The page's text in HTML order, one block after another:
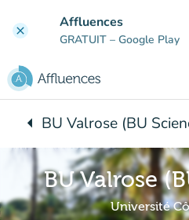
clear Affluences
GRATUIT – Google Play
arrow_leftRetour à :
BU Valrose (BU
BU Valrose
Université